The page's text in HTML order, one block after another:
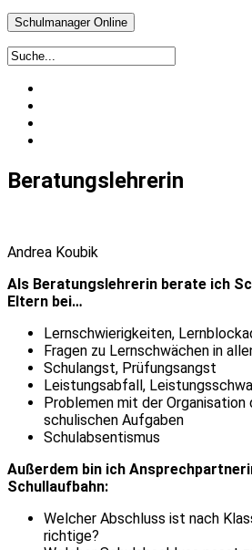
Schulmanager Online
Beratungslehrerin
Andrea Koubik
Als Beratungslehrerin berate ich
Eltern bei…
Lernschwierigkeiten,
Fragen zu Lernschwächen in
Schulangst, Prüfungsangst
Leistungsabfall,
Problemen mit der Organisation
schulischen Aufgaben
Schulabsentismus
Außerdem bin ich
Schullaufbahn:
Welcher Abschluss ist nach
richtige?